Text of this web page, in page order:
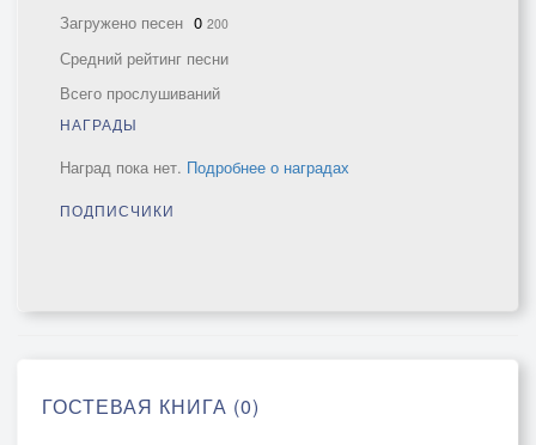
Загружено песен 0 200
Средний рейтинг песни
Всего прослушиваний
НАГРАДЫ
Наград пока нет. Подробнее о наградах
ПОДПИСЧИКИ
ГОСТЕВАЯ КНИГА (0)